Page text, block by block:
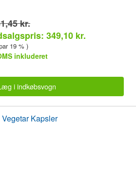
kr.
349,10 kr.
19 % )
inkluderet
i indkøbsvogn
Vegetar Kapsler